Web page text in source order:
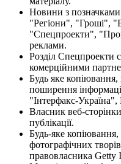
Новини з
"Регіони", "Гроші",
"Спецпроекти",
реклами.
Розділ Спецпроекти
комерційними
Будь яке копіювання,
поширення
"Інтерфакс-Україна",
Власник веб-
публікації.
Будь-яке копіювання,
фотографічних
правовласника Getty